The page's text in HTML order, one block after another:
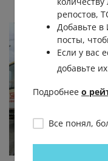
репостов,
Добавьте
посты,
Если у вас
добавьте
Подробнее о
Все понял,